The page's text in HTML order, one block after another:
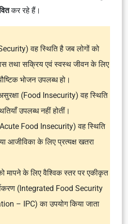
कर रहे हैं।
वह स्थिति है जब लोगों को
तथा सक्रिय एवं स्वस्थ जीवन के लिए
भोजन उपलब्ध हो।
(Food Insecurity) वह स्थिति
उपलब्ध नहीं होतीं।
(Acute Food Insecurity) वह स्थिति
आजीविका के लिए प्रत्यक्ष खतरा
मापने के लिए वैश्विक स्तर पर एकीकृत
(Integrated Food Security
– IPC) का उपयोग किया जाता